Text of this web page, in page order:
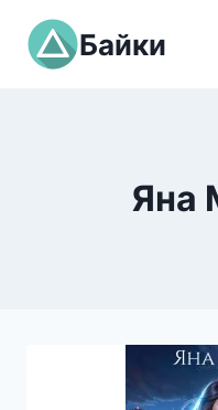
Перейти
содержимому
Байки
Яна